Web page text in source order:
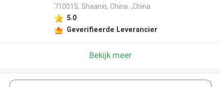
710015, Shaanxi, China. ,China
5.0
Geverifieerde Leverancier
Bekijk meer